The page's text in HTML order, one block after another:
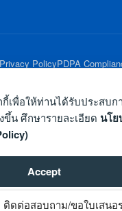
Privacy PolicyPDPA
ONE.COM. ALL
ติดต่อสอบถาม/ขอใบเสนอ
ไทย English
กี้เพื่อให้ท่านได้รับประสบ
ขึ้น ศึกษารายละเอียด นโย
Accept
Reject